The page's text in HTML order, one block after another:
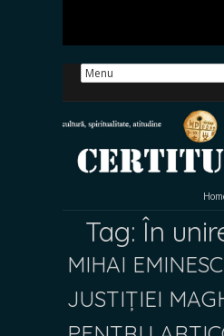
Tag: În
MIHAI
JUSTIȚIEI